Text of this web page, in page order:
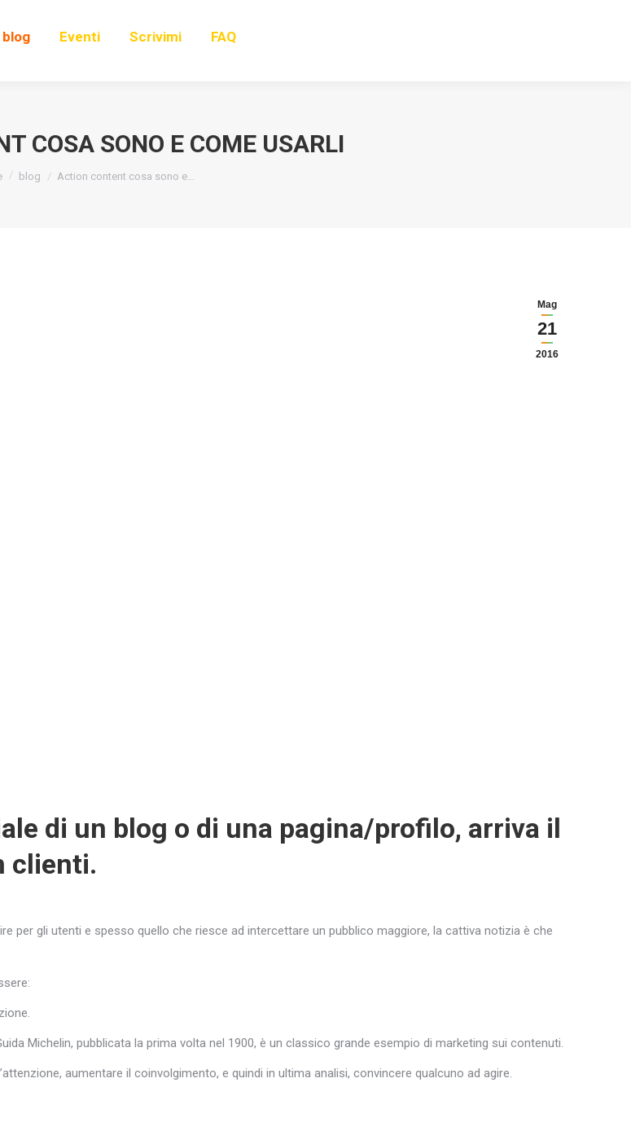
blog Eventi Scrivimi FAQ
COSA SONO E COME USARLI
here:
blog Action content cosa sono e…
Mag
21
2016
di un blog o di una pagina/profilo, arriva il
clienti.
per gli utenti e spesso quello che riesce ad intercettare un pubblico maggiore, la cattiva notizia è che
Michelin, pubblicata la prima volta nel 1900, è un classico grande esempio di marketing sui contenuti.
aumentare il coinvolgimento, e quindi in ultima analisi, convincere qualcuno ad agire.